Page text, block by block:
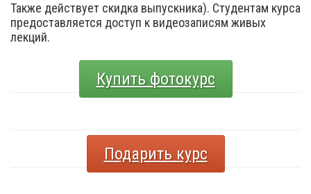
Также действует скидка выпускника). Студентам курса
предоставляется доступ к видеозаписям живых
лекций.
Купить фотокурс
Подарить курс